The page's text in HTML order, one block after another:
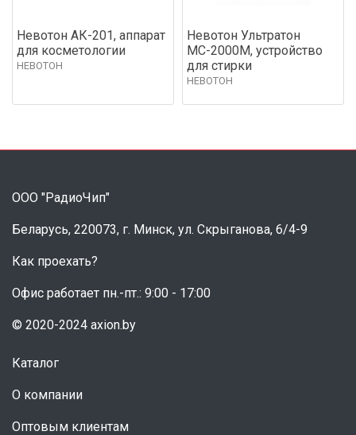
Невотон АК-201, аппарат
для косметологии
НЕВОТОН
Невотон Ультратон
МС-2000М, устройство
для стирки
НЕВОТОН
ООО "РадиоЧип"
Беларусь, 220073, г. Минск, ул. Скрыганова, 6/4-9
Как проехать?
Офис работает пн.-пт.: 9:00 - 17:00
© 2020-2024 axion.by
Каталог
О компании
Оптовым клиентам